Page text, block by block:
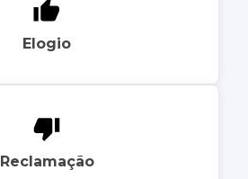
Elogio
Reclamação